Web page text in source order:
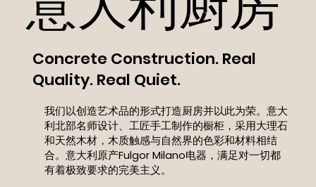
Concrete Construction. Real
Quality. Real Quiet.
我们以创造艺术品的形式打造厨房并以此为荣。意大
利北部名师设计、工匠手工制作的橱柜，采用大理石
和天然木材，木质触感与自然界的色彩和材料相结
合。意大利原产Fulgor Milano电器，满足对一切都
有着极致要求的完美主义。